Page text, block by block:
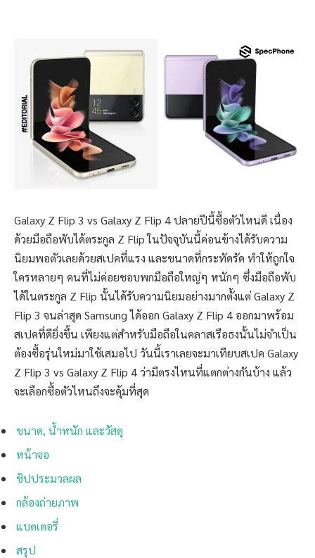
Galaxy Z Flip 3 vs Galaxy Z Flip 4 ปลายปีนี้ซื้อตัวไหนดี เนื่อง
ด้วยมือถือพับได้ตระกูล Z Flip ในปัจจุบันนี้ค่อนข้างได้รับความ
นิยมพอตัวเลยด้วยสเปคที่แรง และขนาดที่กระทัดรัด ทำให้ถูกใจ
ใครหลายๆ คนที่ไม่ค่อยชอบพกมือถือใหญ่ๆ หนักๆ ซึ่งมือถือพับ
ได้ในตระกูล Z Flip นั้นได้รับความนิยมอย่างมากตั้งแต่ Galaxy Z
Flip 3 จนล่าสุด Samsung ได้ออก Galaxy Z Flip 4 ออกมาพร้อม
สเปคที่ดียิ่งขึ้น เพียงแต่สำหรับมือถือในคลาสเรือธงนั้นไม่จำเป็น
ต้องซื้อรุ่นใหม่มาใช้เสมอไป วันนี้เราเลยจะมาเทียบสเปค Galaxy
Z Flip 3 vs Galaxy Z Flip 4 ว่ามีตรงไหนที่แตกต่างกันบ้าง แล้ว
จะเลือกซื้อตัวไหนถึงจะคุ้มที่สุด
ขนาด, น้ำหนัก และวัสดุ
หน้าจอ
ชิปประมวลผล
กล้องถ่ายภาพ
แบตเตอรี่
สรุป